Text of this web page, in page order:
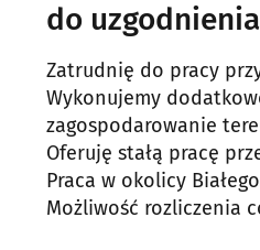
do uzgodnienia
Zatrudnię do pracy
Wykonujemy
zagospodarowanie
Oferuję stałą pracę
Praca w okolicy
Możliwość rozliczenia